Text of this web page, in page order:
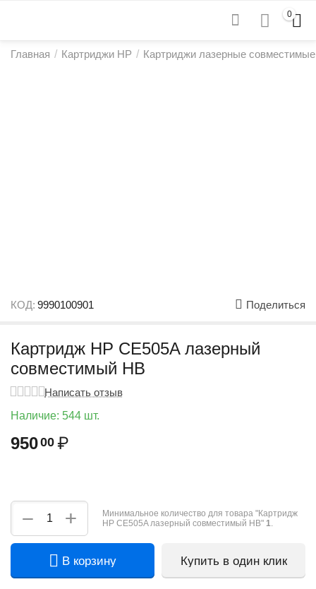
0
Главная / Картриджи HP / Картриджи лазерные
КОД: 9990100901 Поделиться
Картридж HP CE505A лазерный
совместимый HB
Написать отзыв
Наличие: 544 шт.
95000 ₽
+
−
Минимальное количество для товара "Картридж
HP CE505A лазерный совместимый HB" 1.
В корзину Купить в один клик